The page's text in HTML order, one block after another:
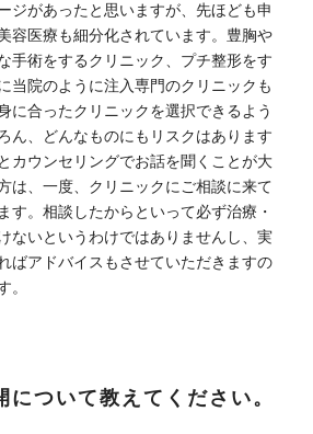
ジがあったと思いますが、先ほども申
容医療も細分化されています。豊胸や
手術をするクリニック、プチ整形をす
当院のように注入専門のクリニックも
に合ったクリニックを選択できるよう
ん、どんなものにもリスクはあります
カウンセリングでお話を聞くことが大
は、一度、クリニックにご相談に来て
す。相談したからといって必ず治療・
ないというわけではありませんし、実
ばアドバイスもさせていただきますの
。
ついて教えてください。